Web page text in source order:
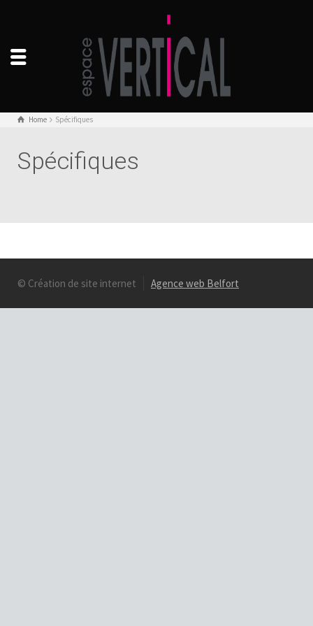
Home Spécifiques
Spécifiques
© Création de site internet Agence web Belfort